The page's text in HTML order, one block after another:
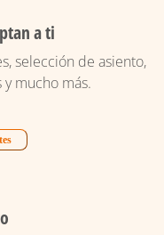
a ti
selección de asiento,
mucho más.